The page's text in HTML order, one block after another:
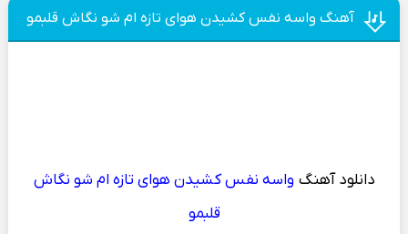
آهنگ واسه نفس کشیدن هوای تازه ام شو نگاش قلبمو
دانلود آهنگ واسه نفس کشیدن هوای تازه ام شو نگاش
قلبمو